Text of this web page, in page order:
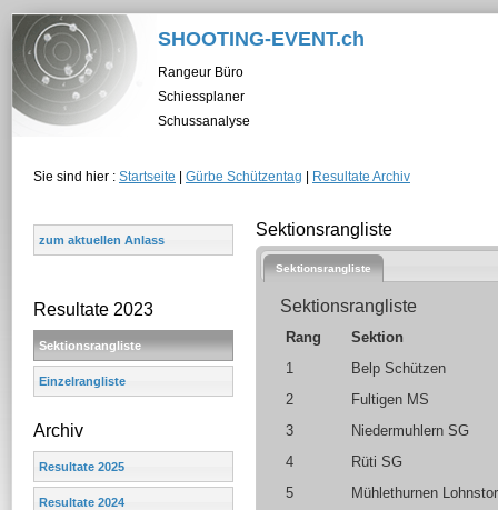
SHOOTING-EVENT.ch
Rangeur Büro
Schiessplaner
Schussanalyse
Sie sind hier : Startseite Gürbe Schützentag Resultate Archiv
zum aktuellen Anlass
Resultate 2023
Sektionsrangliste
Einzelrangliste
Archiv
Resultate 2025
Resultate 2024
Sektionsrangliste
Sektionsrangliste
Sektionsrangliste
Rang
Sektion
1
Belp Schützen
2
Fultigen MS
3
Niedermuhlern SG
4
Rüti SG
5
Mühlethurnen